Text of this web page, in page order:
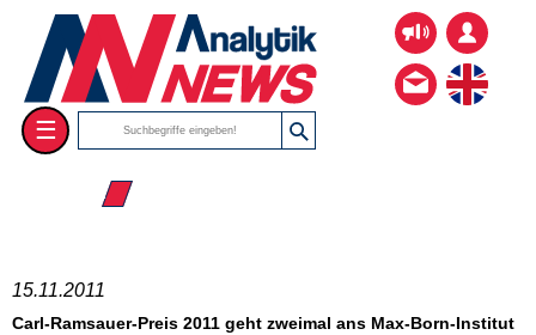
☰
☰ 2011
15.11.2011
Carl-Ramsauer-Preis 2011 geht zweimal ans Max-Born-Institut